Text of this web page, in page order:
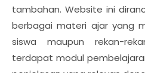
tambahan. Website ini
berbagai materi ajar yang
siswa maupun rekan-
terdapat modul